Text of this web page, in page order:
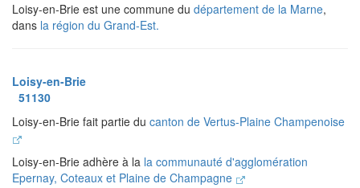
Loisy-en-Brie est une commune du département de la Marne,
dans la région du Grand-Est.
Loisy-en-Brie
51130
Loisy-en-Brie fait partie du canton de Vertus-Plaine Champenoise
Loisy-en-Brie adhère à la la communauté d'agglomération
Epernay, Coteaux et Plaine de Champagne